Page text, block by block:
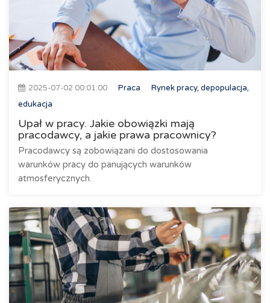
2025-07-02 00:01:00 Praca
Rynek pracy, depopulacja,
edukacja
Upał w pracy. Jakie obowiązki mają
pracodawcy, a jakie prawa pracownicy?
Pracodawcy są zobowiązani do dostosowania
warunków pracy do panujących warunków
atmosferycznych.